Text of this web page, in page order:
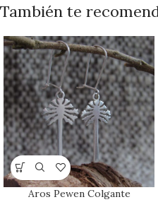
También te
Aros Pewen Colgante